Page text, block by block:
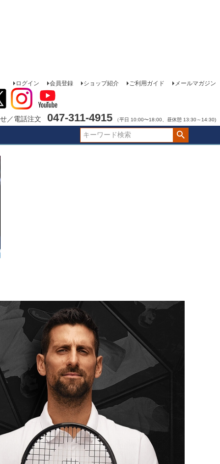
ログイン 会員登録 ショップ紹介 ご利用ガイド メールマガジン
／電話注文 047-311-4915 （平日 10:00〜18:00、昼休憩 13:30～14:30)